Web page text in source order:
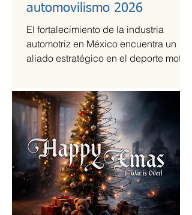
automovilismo 2026
El fortalecimiento de la industria
automotriz en México encuentra un
aliado estratégico en el deporte motor,
Alessandros Racing. En el marco de
su centenario, la organización utiliza la
alta competencia para validar su
capacidad técnica y operativa en las
pistas más exigentes del país durante
la temporada 2026.